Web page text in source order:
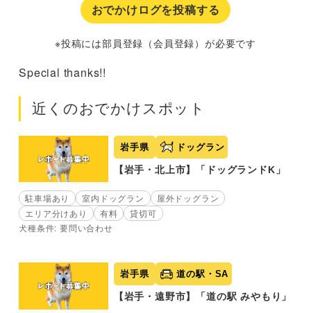
おでかけログを投稿する
※投稿には部員登録（会員登録）が必要です
Special thanks!!
近くのおでかけスポット
岩手県 ドッグラン
【岩手・北上市】「ドッグランドK」
駐車場あり 室内ドッグラン
屋外ドッグラン
エリア分けあり
有料
貸切可
犬種条件: 要問い合わせ
岩手県 道の駅・SA
【岩手・遠野市】「道の駅 みやもり」